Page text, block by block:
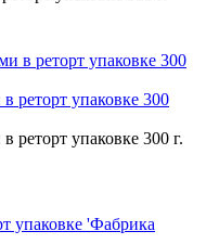
реторт упаковке 300
реторт упаковке 300 г.